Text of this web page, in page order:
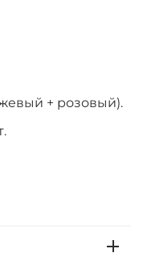
+ розовый).